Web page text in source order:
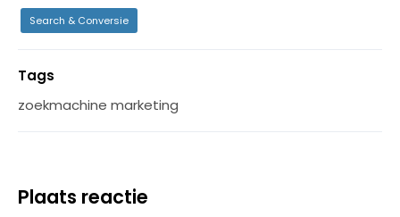
Search & Conversie
Tags
zoekmachine marketing
Plaats reactie